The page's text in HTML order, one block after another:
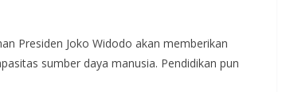
Presiden Joko Widodo akan memberikan
sumber daya manusia. Pendidikan pun